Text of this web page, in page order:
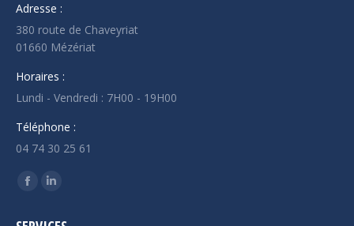
Adresse :
380 route de Chaveyriat
01660 Mézériat
Horaires :
Lundi - Vendredi : 7H00 - 19H00
Téléphone :
04 74 30 25 61
Trouvez nous sur :
Facebook
LinkedIn